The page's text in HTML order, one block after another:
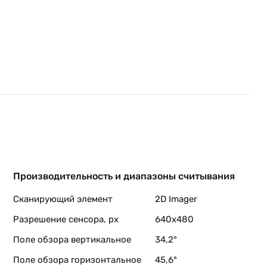
Производительность и диапазоны считывания
Сканирующий элемент
2D Imager
Разрешение сенсора, px
640x480
Поле обзора вертикальное
34,2°
Поле обзора горизонтальное
45,6°